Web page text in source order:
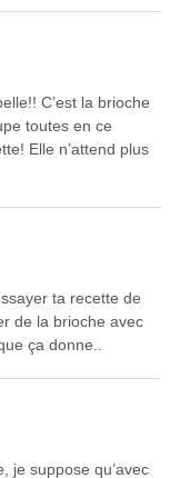
C’est la brioche
toutes en ce
Elle n’attend plus
ta recette de
de la brioche avec
ça donne..
je suppose qu’avec